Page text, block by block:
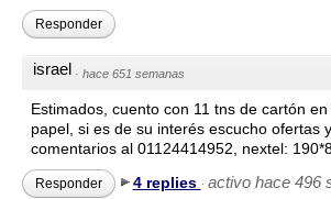
Responder
israel · hace 651 semanas
Estimados, cuento con 11 tns de cartón
papel, si es de su interés escucho ofertas
comentarios al 01124414952, nextel:
Responder 4 replies · activo hace 496